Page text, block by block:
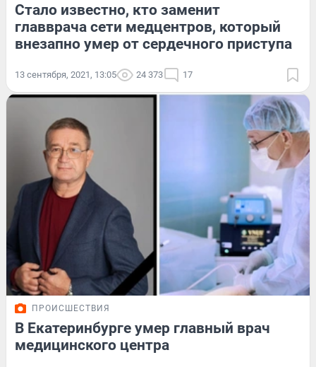
Стало известно, кто заменит
главврача сети медцентров, который
внезапно умер от сердечного приступа
13 сентября, 2021, 13:05 24 373 17
ПРОИСШЕСТВИЯ
В Екатеринбурге умер главный врач
медицинского центра